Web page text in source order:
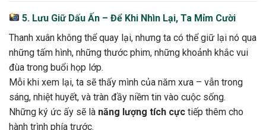
5. Lưu Giữ Dấu Ấn – Để Khi Nhìn Lại, Ta Mỉm Cười
Thanh xuân không thể quay lại, nhưng ta có thể giữ lại nó qua
những tấm hình, những thước phim, những khoảnh khắc vui
đùa trong buổi họp lớp.
Mỗi khi xem lại, ta sẽ thấy mình của năm xưa – vẫn trong
sáng, nhiệt huyết, và tràn đầy niềm tin vào cuộc sống.
Những ký ức ấy sẽ là năng lượng tích cực tiếp thêm cho
hành trình phía trước.